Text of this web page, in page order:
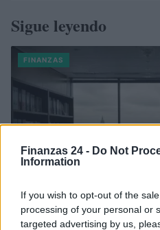
Finanzas 24 - Do Not
Information
If you wish to opt-out of the
processing of your personal or
targeted advertising by us,
Sigue leyendo
FINANZAS